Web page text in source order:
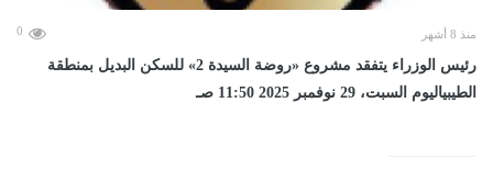
منذ 8 أشهر 0
رئيس الوزراء يتفقد مشروع «روضة السيدة 2» للسكن البديل بمنطقة
الطيبياليوم السبت، 29 نوفمبر 2025 11:50 صـ